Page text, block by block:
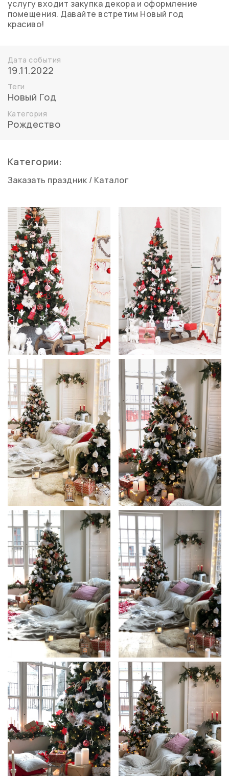
услугу входит закупка декора и оформление
помещения. Давайте встретим Новый год
красиво!
Дата события
19.11.2022
Теги
Новый Год
Категория
Рождество
Категории:
Заказать праздник / Каталог